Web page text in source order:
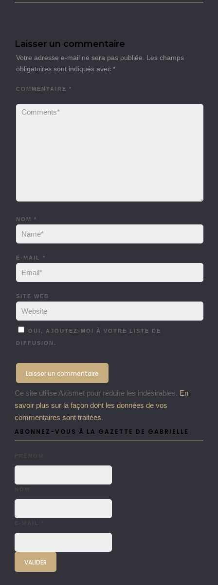
Laisser un commentaire
Votre adresse e-mail ne sera pas publiée.
Les champs
obligatoires sont indiqués avec *
COMMENTAIRE *
NOM *
E-MAIL *
SITE WEB
OUI, AJOUTEZ-MOI À VOTRE LISTE DE
DIFFUSION.
Ce site utilise Akismet pour réduire les indésirables. En
savoir plus sur la façon dont les données de vos
commentaires sont traitées.
ABONNEZ-VOUS À LA GAZETTE DE GABRIELLE